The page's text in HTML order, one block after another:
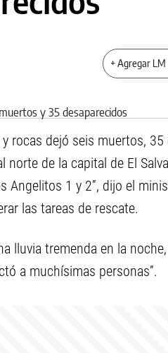
+ Agregar
rocas dejó seis muertos,
norte de la capital de El
Angelitos 1 y 2”, dijo el
las tareas de rescate.
lluvia tremenda en la
a muchísimas personas”.